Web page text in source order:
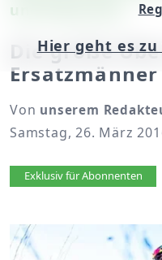
Die große
Ersatzmänner
Von unserem
Samstag, 26. März
Artikel vorlesen
Exklusiv für Abonnenten
Hier geht es